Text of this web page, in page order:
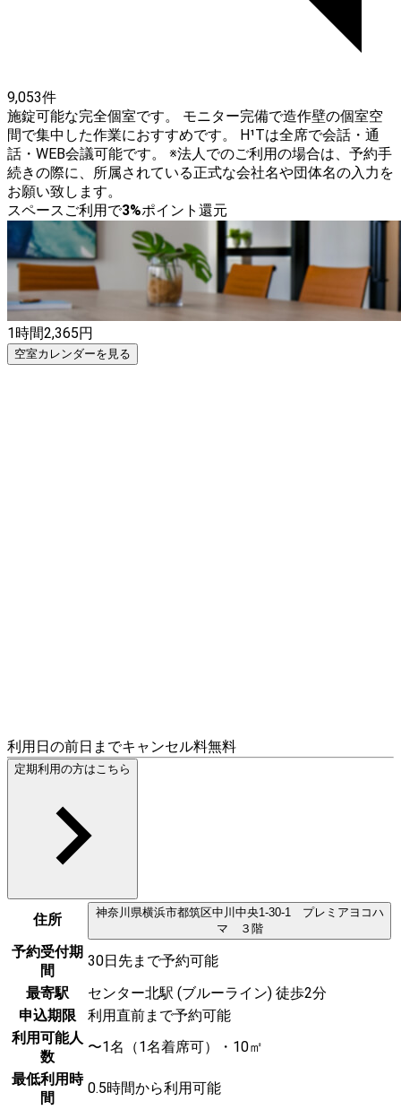
9,053件
施錠可能な完全個室です。 モニター完備で造作壁の個室空
間で集中した作業におすすめです。 H¹Tは全席で会話・通
話・WEB会議可能です。 ※法人でのご利用の場合は、予約手
続きの際に、所属されている正式な会社名や団体名の入力を
お願い致します。
スペースご利用で3%ポイント還元
1時間2,365円
空室カレンダーを見る
利用日の前日までキャンセル料無料
定期利用の方はこちら
住所 神奈川県横浜市都筑区中川中央1-30-1 プレミアヨコハ
マ ３階
予約受付期
間
30日先まで予約可能
最寄駅
センター北駅 (ブルーライン) 徒歩2分
申込期限
利用直前まで予約可能
利用可能人
数
〜1名（1名着席可）・10㎡
最低利用時
間
0.5時間から利用可能